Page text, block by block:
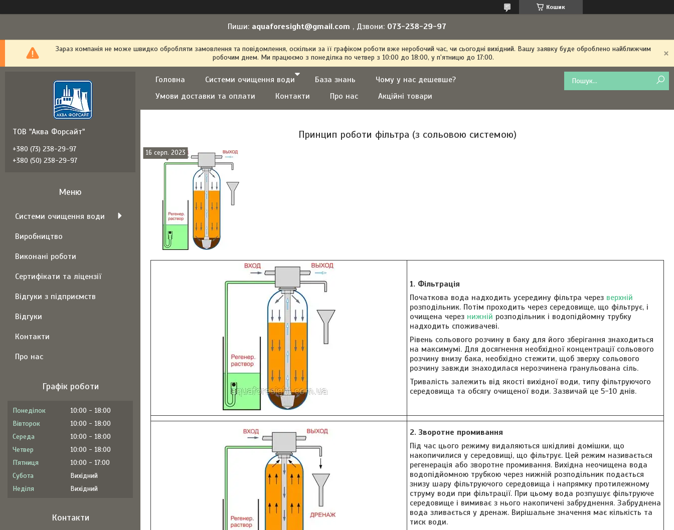
Кошик
Пиши: aquaforesight@gmail.com , Дзвони: 073-238-29-97
Зараз компанія не може швидко обробляти замовлення та повідомлення, оскільки за її графіком роботи вже неробочий час, чи сьогодні вихідний. Вашу заявку буде оброблено найближчим
робочим днем. Ми працюємо з понеділка по четвер з 10:00 до 18:00, у п'ятницю до 17:00.
Головна Системи очищення води База знань
Чому у нас дешевше?
Умови доставки та оплати
Контакти Про нас Акційні товари
Принцип роботи фільтра (з сольовою системою)
16 серп. 2023
1. Фільтрація
Початкова вода надходить усередину фільтра через верхній
розподільник. Потім проходить через середовище, що фільтрує, і
очищена через нижній розподільник і водопідйомну трубку
надходить споживачеві.
Рівень сольового розчину в баку для його зберігання знаходиться
на максимумі. Для досягнення необхідної концентрації сольового
розчину внизу бака, необхідно стежити, щоб зверху сольового
розчину завжди знаходилася нерозчинена гранульована сіль.
Тривалість залежить від якості вихідної води, типу фільтруючого
середовища та обсягу очищеної води. Зазвичай це 5-10 днів.
2. Зворотне промивання
Під час цього режиму видаляються шкідливі домішки, що
накопичилися у середовищі, що фільтрує. Цей режим називається
регенерація або зворотне промивання. Вихідна неочищена вода
водопідйомною трубкою через нижній розподільник подається
знизу шару фільтруючого середовища і напрямку протилежному
струму води при фільтрації. При цьому вода розпушує фільтруюче
середовище і вимиває з нього накопичені забруднення. Забруднена
вода зливається у дренаж. Вирішальне значення має кількість та
тиск води.
ТОВ "Аква Форсайт"
+380 (73) 238-29-97
+380 (50) 238-29-97
Системи очищення води
Виробництво
Виконані роботи
Сертифікати та ліцензії
Відгуки з підприємств
Відгуки
Контакти
Про нас
Графік роботи
Понеділок 10:00
18:00
Вівторок
10:00
18:00
Середа
10:00
18:00
Четвер
10:00
18:00
Пʼятниця
10:00
17:00
Субота
Вихідний
Неділя
Вихідний
Контакти